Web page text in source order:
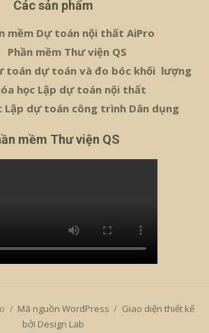
Các sản phẩm
mềm Dự toán nội thất AiPro
Phần mềm Thư viện QS
toán dự toán và đo bóc khối lượng
học Lập dự toán nội thất
Lập dự toán công trình Dân dụng
mềm Thư viện QS
/ Mã nguồn WordPress / Giao diện thiết kế
bởi Design Lab